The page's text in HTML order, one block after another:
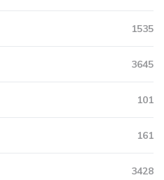
1535
3645
101
161
3428